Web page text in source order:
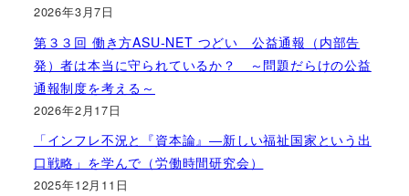
2026年3月7日
第３３回 働き方ASU-NET つどい 公益通報（内部告
発）者は本当に守られているか？ ～問題だらけの公益
通報制度を考える～
2026年2月17日
「インフレ不況と『資本論』―新しい福祉国家という出
口戦略」を学んで（労働時間研究会）
2025年12月11日